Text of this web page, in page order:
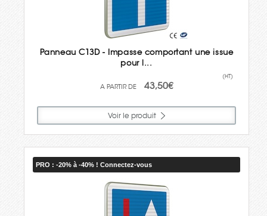
Panneau C13D - Impasse comportant une issue
pour l...
43,50€
(HT)
Voir le produit
PRO : -20% à -40% ! Connectez-vous